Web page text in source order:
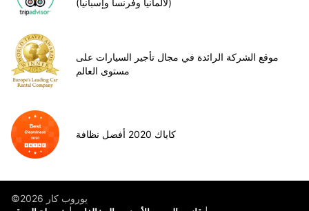
(لألمانيا وفرنسا وإسبانيا)
موقع الشركة الرائدة في مجال تأجير السيارات على
مستوى العالم
كاياك 2020 أفضل نظافة
©يوروب كار 2026